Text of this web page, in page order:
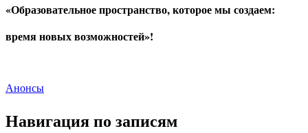
«Образовательное пространство, которое мы создаем:
время новых возможностей»!
Анонсы
Навигация по записям